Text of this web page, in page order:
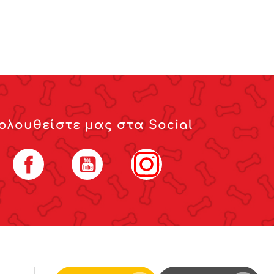
μας στα Social
Facebook YouTube Instagram